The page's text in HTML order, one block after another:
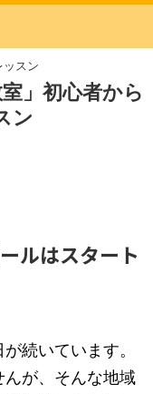
ッスン
」初心者から
ン
ルはスタート
続いています。
が、そんな地域